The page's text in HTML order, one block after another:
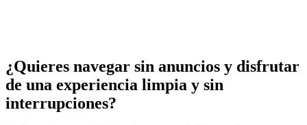
¿Quieres navegar sin anuncios y disfrutar
de una experiencia limpia y sin
interrupciones?